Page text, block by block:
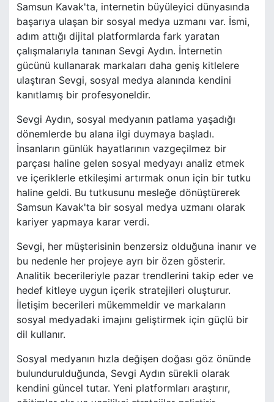
Samsun Kavak'ta, internetin büyüleyici dünyasında
başarıya ulaşan bir sosyal medya uzmanı var. İsmi,
adım attığı dijital platformlarda fark yaratan
çalışmalarıyla tanınan Sevgi Aydın. İnternetin
gücünü kullanarak markaları daha geniş kitlelere
ulaştıran Sevgi, sosyal medya alanında kendini
kanıtlamış bir profesyoneldir.
Sevgi Aydın, sosyal medyanın patlama yaşadığı
dönemlerde bu alana ilgi duymaya başladı.
İnsanların günlük hayatlarının vazgeçilmez bir
parçası haline gelen sosyal medyayı analiz etmek
ve içeriklerle etkileşimi artırmak onun için bir tutku
haline geldi. Bu tutkusunu mesleğe dönüştürerek
Samsun Kavak'ta bir sosyal medya uzmanı olarak
kariyer yapmaya karar verdi.
Sevgi, her müşterisinin benzersiz olduğuna inanır ve
bu nedenle her projeye ayrı bir özen gösterir.
Analitik becerileriyle pazar trendlerini takip eder ve
hedef kitleye uygun içerik stratejileri oluşturur.
İletişim becerileri mükemmeldir ve markaların
sosyal medyadaki imajını geliştirmek için güçlü bir
dil kullanır.
Sosyal medyanın hızla değişen doğası göz önünde
bulundurulduğunda, Sevgi Aydın sürekli olarak
kendini güncel tutar. Yeni platformları araştırır,